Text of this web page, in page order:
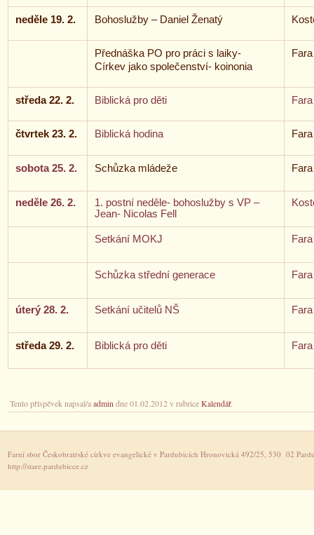
neděle 19. 2. Bohoslužby – Daniel Ženatý
Přednáška PO pro práci s laiky-
Církev jako společenství- koinonia
Fara
středa 22. 2. Biblická pro děti Fara
čtvrtek 23. 2. Biblická hodina Fara
sobota 25. 2. Schůzka mládeže Fara
neděle 26. 2.
1. postní neděle- bohoslužby s VP –
Jean- Nicolas Fell
Setkání MOKJ Fara
Schůzka střední generace Fara
úterý 28. 2. Setkání učitelů NŠ Fara
středa 29. 2. Biblická pro děti Fara
Tento příspěvek napsal/aadmin dne 01.02.2012 v rubriceKalendář.
Farní sbor Českobratrské církve evangelické v Pardubicích Hronovická 492/25, 530 02
http://stare.pardubicce.cz